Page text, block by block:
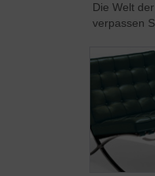
Die Welt
verpassen